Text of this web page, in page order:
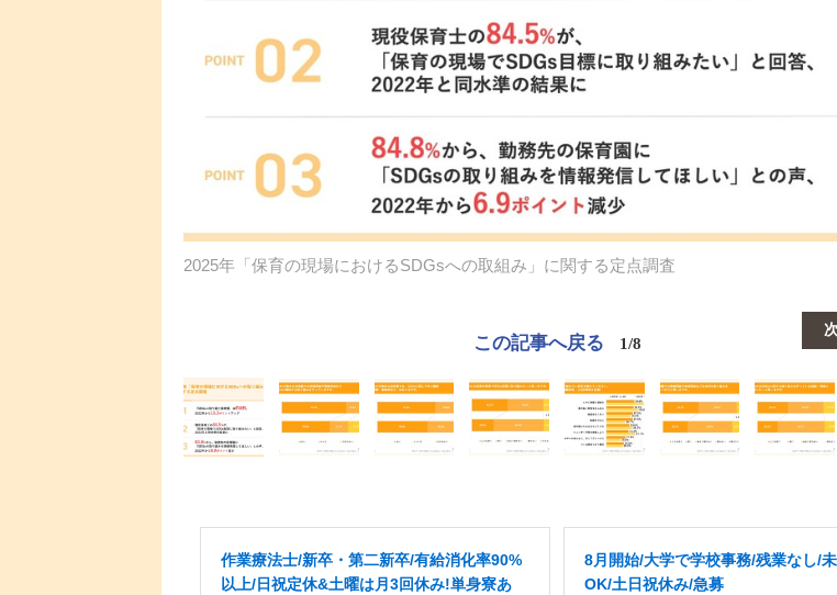
2025年「保育の現場におけるSDGsへの取組み」に関する定点調査
この記事へ戻る 1/8
作業療法士/新卒・第二新卒/有給消化率90%
以上/日祝定休&土曜は月3回休み!単身寮あ
8月開始/大学で学校事務/残業なし/
OK/土日祝休み/急募